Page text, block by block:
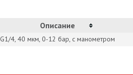
Описание
G1/4, 40 мкм, 0-12 бар, с манометром